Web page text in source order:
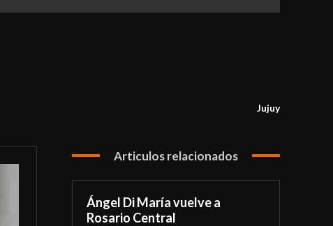
Jujuy
Articulos relacionados
Ángel Di María vuelve a
Rosario Central